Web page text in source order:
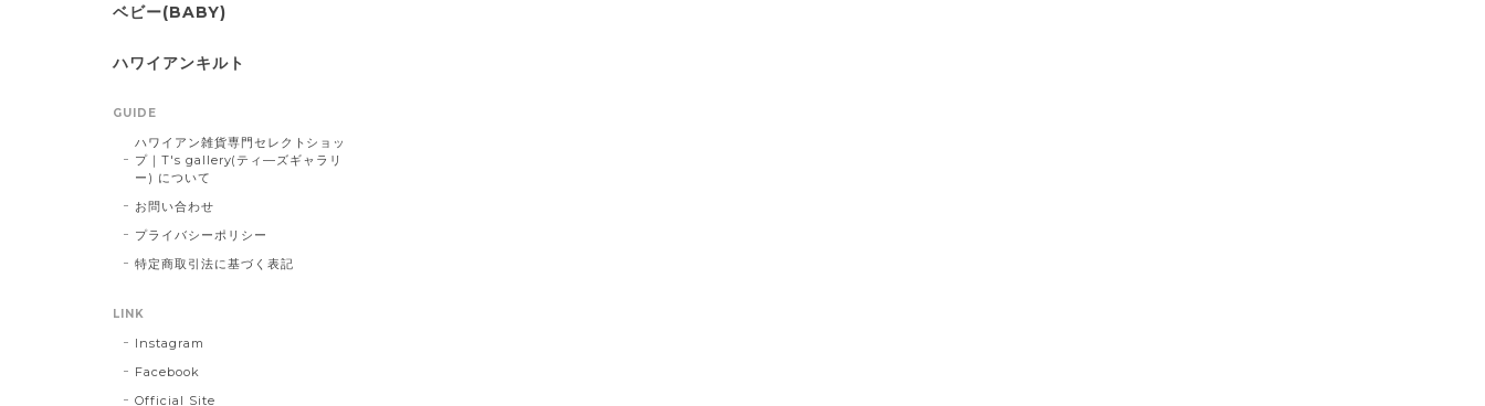
ベビー(BABY)
ハワイアンキルト
GUIDE
ハワイアン雑貨専門セレクトショッ
プ｜T's gallery(ティ―ズギャラリ
ー) について
お問い合わせ
プライバシーポリシー
特定商取引法に基づく表記
LINK
Instagram
Facebook
Official Site